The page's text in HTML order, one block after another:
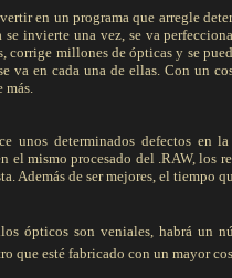
en un programa que arregle
invierte una vez, se va
corrige millones de ópticas y se
va en cada una de ellas. Con un
más.
unos determinados defectos en
el mismo procesado del .RAW, los
Además de ser mejores, el tiempo
ópticos son veniales, habrá un
que esté fabricado con un mayor